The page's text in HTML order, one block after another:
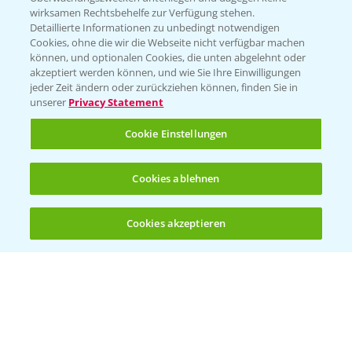
(noch 4)
Folgen Sie uns
Allgemeine Nutzungsbedingungen
Datenschutzerklärung
Impressum
Gebrauchshinweise
wirksamen Rechtsbehelfe zur Verfügung stehen.
Detaillierte Informationen zu unbedingt notwendigen
Cookies, ohne die wir die Webseite nicht verfügbar machen
können, und optionalen Cookies, die unten abgelehnt oder
akzeptiert werden können, und wie Sie Ihre Einwilligungen
jeder Zeit ändern oder zurückziehen können, finden Sie in
unserer Privacy Statement
Cookie Einstellungen
Cookies ablehnen
Cookies akzeptieren